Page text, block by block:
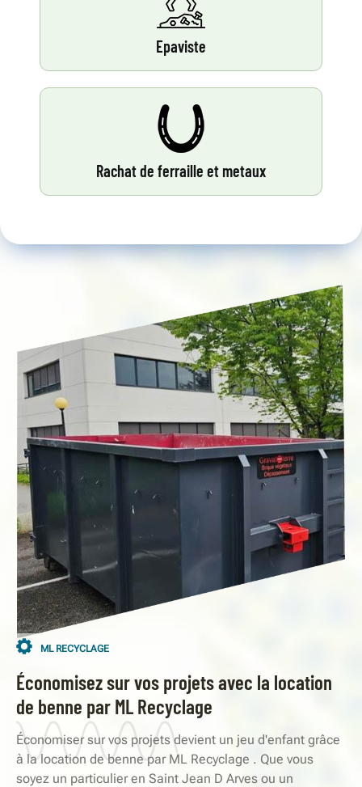
Epaviste
Rachat de ferraille et metaux
ML RECYCLAGE
Économisez sur vos projets avec la location
de benne par ML Recyclage
Économiser sur vos projets devient un jeu d'enfant grâce
à la location de benne par ML Recyclage . Que vous
soyez un particulier en Saint Jean D Arves ou un